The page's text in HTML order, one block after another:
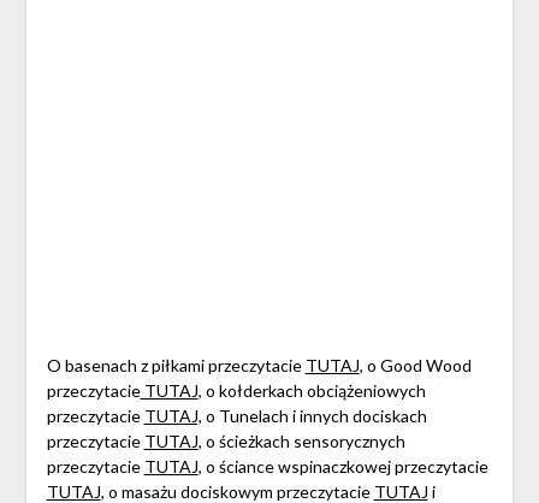
O basenach z piłkami przeczytacie TUTAJ, o Good Wood
przeczytacieTUTAJ, o kołderkach obciążeniowych
przeczytacie TUTAJ, o Tunelach i innych dociskach
przeczytacie TUTAJ, o ścieżkach sensorycznych
przeczytacie TUTAJ, o ściance wspinaczkowej przeczytacie
TUTAJ, o masażu dociskowym przeczytacie TUTAJ i